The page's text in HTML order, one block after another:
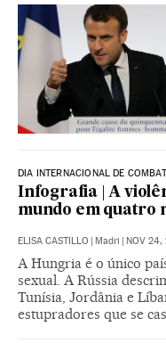
DIA INTERNACIONAL DE
Infografia | A
mundo em quatro
ELISA CASTILLO | Madri | NOV 24,
A Hungria é o único
sexual. A Rússia
Tunísia, Jordânia e
estupradores que se